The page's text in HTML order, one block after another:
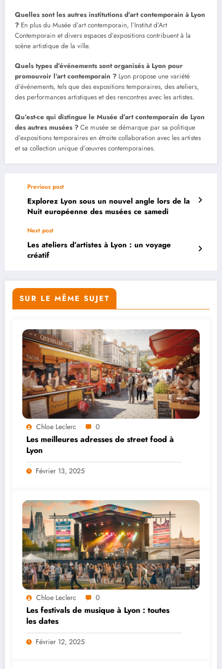
Quelles sont les autres institutions d’art contemporain à Lyon
? En plus du Musée d’art contemporain, l’Institut d’Art
Contemporain et divers espaces d’expositions contribuent à la
scène artistique de la ville.
Quels types d’événements sont organisés à Lyon pour
promouvoir l’art contemporain ? Lyon propose une variété
d’événements, tels que des expositions temporaires, des ateliers,
des performances artistiques et des rencontres avec les artistes.
Qu’est-ce qui distingue le Musée d’art contemporain de Lyon
des autres musées ? Ce musée se démarque par sa politique
d’expositions temporaires en étroite collaboration avec les artistes
et sa collection unique d’œuvres contemporaines.
Previous post
Explorez Lyon sous un nouvel angle lors de la
Nuit européenne des musées ce samedi
Next post
Les ateliers d’artistes à Lyon : un voyage
créatif
SUR LE MÊME SUJET
Chloe Leclerc 0
Les meilleures adresses de street food à
Lyon
Février 13, 2025
Chloe Leclerc 0
Les festivals de musique à Lyon : toutes
les dates
Février 12, 2025